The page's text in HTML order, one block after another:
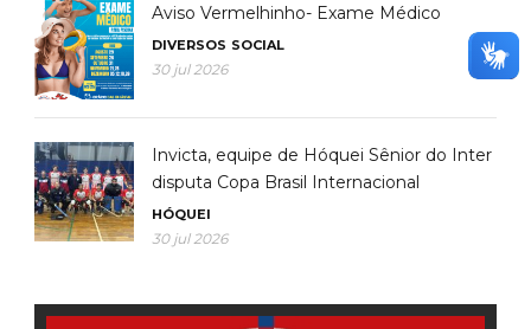
Aviso Vermelhinho- Exame Médico
DIVERSOS SOCIAL
30 jul 2026
Invicta, equipe de Hóquei Sênior do Inter
disputa Copa Brasil Internacional
HÓQUEI
30 jul 2026